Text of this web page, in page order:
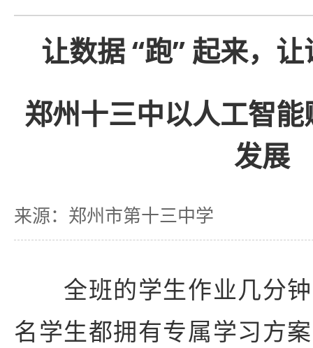
让数据 “跑” 起来，
郑州十三中以人工智
发展
来源：郑州市第十三中学
全班的学生作业几分钟
名学生都拥有专属学习方